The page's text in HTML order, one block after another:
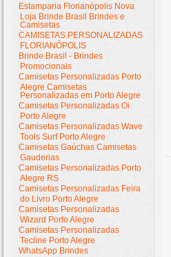
Estamparia Florianópolis Nova
Loja Brinde Brasil Brindes e
Camisetas
CAMISETAS PERSONALIZADAS
FLORIANÓPOLIS
Brinde Brasil - Brindes
Promocionais
Camisetas Personalizadas Porto
Alegre Camisetas
Personalizadas em Porto Alegre
Camisetas Personalizadas Oi
Porto Alegre
Camisetas Personalizadas Wave
Tools Surf Porto Alegre
Camisetas Gaúchas Camisetas
Gauderias
Camisetas Personalizadas Porto
Alegre RS
Camisetas Personalizadas Feira
do Livro Porto Alegre
Camisetas Personalizadas
Wizard Porto Alegre
Camisetas Personalizadas
Tecline Porto Alegre
WhatsApp Brindes